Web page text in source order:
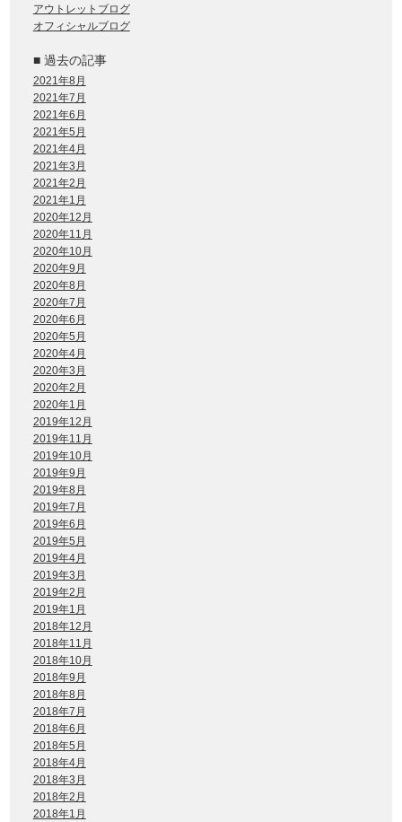
アウトレットブログ
オフィシャルブログ
■ 過去の記事
2021年8月
2021年7月
2021年6月
2021年5月
2021年4月
2021年3月
2021年2月
2021年1月
2020年12月
2020年11月
2020年10月
2020年9月
2020年8月
2020年7月
2020年6月
2020年5月
2020年4月
2020年3月
2020年2月
2020年1月
2019年12月
2019年11月
2019年10月
2019年9月
2019年8月
2019年7月
2019年6月
2019年5月
2019年4月
2019年3月
2019年2月
2019年1月
2018年12月
2018年11月
2018年10月
2018年9月
2018年8月
2018年7月
2018年6月
2018年5月
2018年4月
2018年3月
2018年2月
2018年1月